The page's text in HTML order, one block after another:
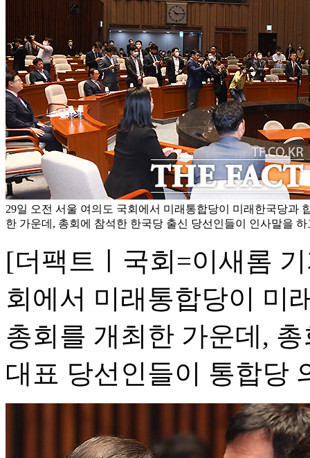
29일 오전 서울 여의도 국회에서 미래통합당이 미래한국당과
한 가운데, 총회에 참석한 한국당 출신 당선인들이 인사말을
[더팩트ㅣ국회=이새롬
회에서 미래통합당이 미
총회를 개최한 가운데,
대표 당선인들이 통합당